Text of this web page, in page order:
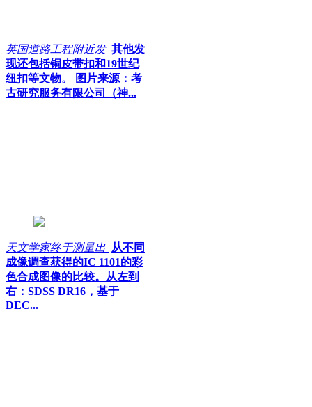
英国道路工程附近发 其他发
现还包括铜皮带扣和19世纪
纽扣等文物。 图片来源：考
古研究服务有限公司（神...
天文学家终于测量出 从不同
成像调查获得的IC 1101的彩
色合成图像的比较。从左到
右：SDSS DR16，基于
DEC...